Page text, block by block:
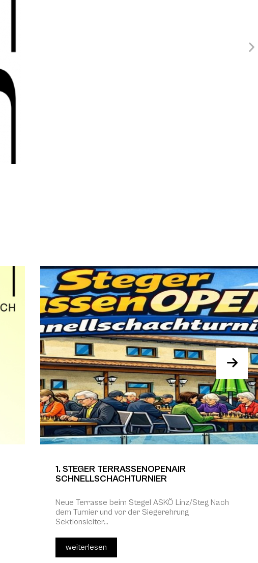
1. STEGER TERRASSENOPENAIR
SCHNELLSCHACHTURNIER
Neue Terrasse beim Stegel ASKÖ Linz/Steg Nach
dem Turnier und vor der Siegerehrung
Sektionsleiter...
weiterlesen